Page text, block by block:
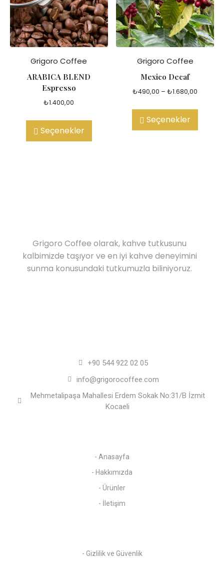
Grigoro Coffee
ARABICA BLEND
Espresso
₺1.400,00
Seçenekler
Grigoro Coffee
Mexico Decaf
₺490,00 –₺1.680,00
Seçenekler
Grigoro Coffee olarak, kahve tutkusunu
kalbimizde taşıyor ve en iyi kahve deneyimini
sunma konusundaki tutkumuzla biliniyoruz.
+90 544 922 02 05
info@grigorocoffee.com
Mehmetalipaşa Mahallesi Erdem Sokak No:31/B İzmit
Kocaeli
- Anasayfa
- Hakkımızda
- Ürünler
- İletişim
- Gizlilik ve Güvenlik